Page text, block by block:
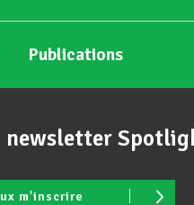
Publications
newsletter
m'inscrire